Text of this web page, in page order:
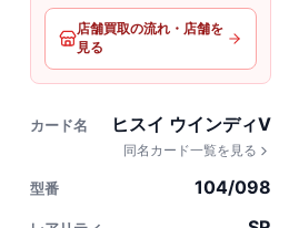
店舗買取の流れ・店舗を
見る
カード名 ヒスイ ウインディV
同名カード一覧を見る
型番 104/098